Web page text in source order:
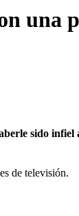
una
sido
de televisión.